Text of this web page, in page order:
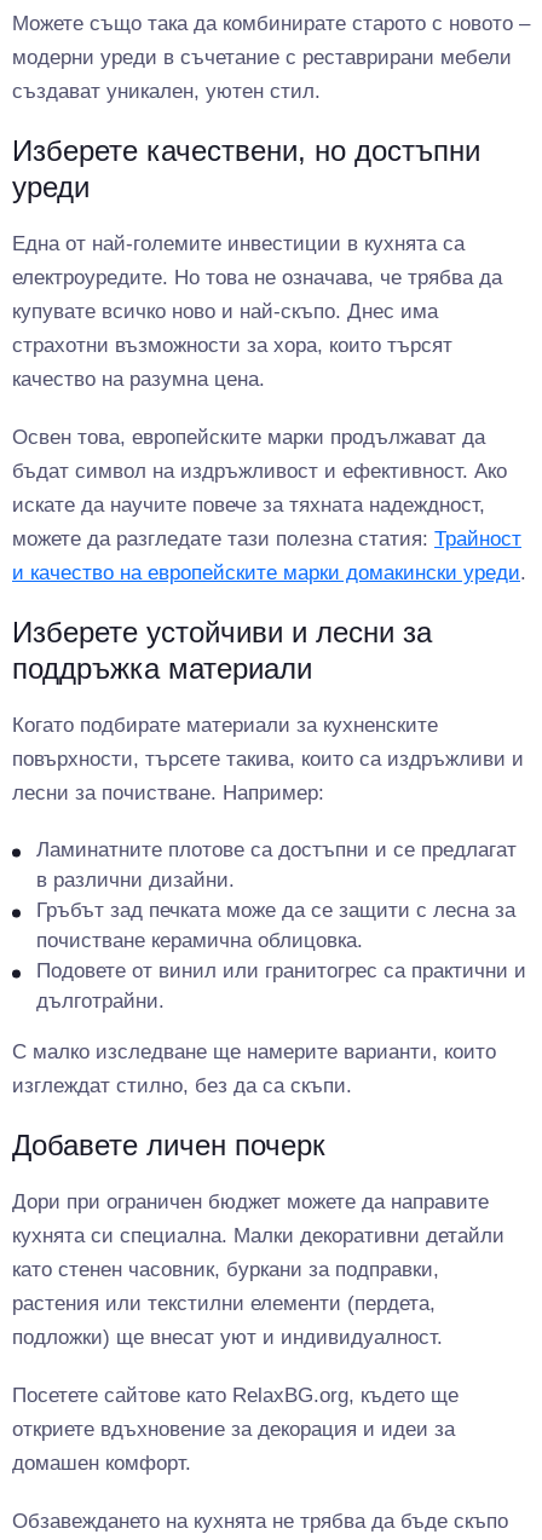
Можете също така да комбинирате старото с новото –
модерни уреди в съчетание с реставрирани мебели
създават уникален, уютен стил.
Изберете качествени, но достъпни
уреди
Една от най-големите инвестиции в кухнята са
електроуредите. Но това не означава, че трябва да
купувате всичко ново и най-скъпо. Днес има
страхотни възможности за хора, които търсят
качество на разумна цена.
Освен това, европейските марки продължават да
бъдат символ на издръжливост и ефективност. Ако
искате да научите повече за тяхната надеждност,
можете да разгледате тази полезна статия: Трайност
и качество на европейските марки домакински уреди.
Изберете устойчиви и лесни за
поддръжка материали
Когато подбирате материали за кухненските
повърхности, търсете такива, които са издръжливи и
лесни за почистване. Например:
Ламинатните плотове са достъпни и се предлагат
в различни дизайни.
Гръбът зад печката може да се защити с лесна за
почистване керамична облицовка.
Подовете от винил или гранитогрес са практични и
дълготрайни.
С малко изследване ще намерите варианти, които
изглеждат стилно, без да са скъпи.
Добавете личен почерк
Дори при ограничен бюджет можете да направите
кухнята си специална. Малки декоративни детайли
като стенен часовник, буркани за подправки,
растения или текстилни елементи (пердета,
подложки) ще внесат уют и индивидуалност.
Посетете сайтове като RelaxBG.org, където ще
откриете вдъхновение за декорация и идеи за
домашен комфорт.
Обзавеждането на кухнята не трябва да бъде скъпо